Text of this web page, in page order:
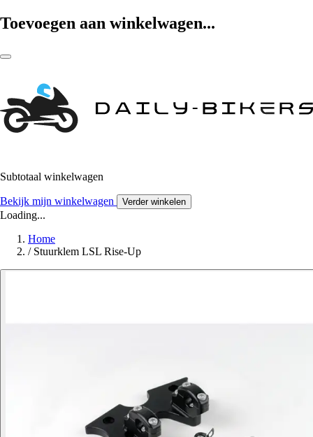
Toevoegen aan winkelwagen...
Subtotaal winkelwagen
Bekijk mijn winkelwagen Verder winkelen
Loading...
Home
/ Stuurklem LSL Rise-Up